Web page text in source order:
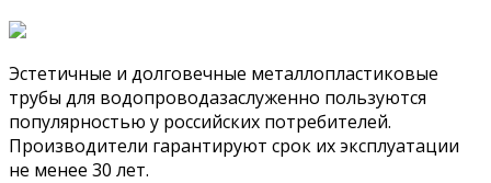
Эстетичные и долговечные металлопластиковые
трубы для водопроводазаслуженно пользуются
популярностью у российских потребителей.
Производители гарантируют срок их эксплуатации
не менее 30 лет.